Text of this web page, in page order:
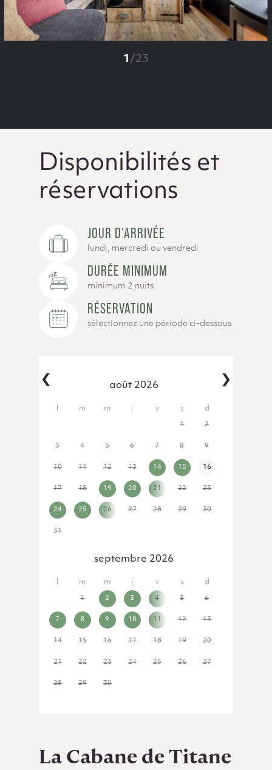
1 /23
Disponibilités et
réservations
JOUR D'ARRIVÉE
lundi, mercredi ou vendredi
DURÉE MINIMUM
minimum 2 nuits
RÉSERVATION
sélectionnez une période ci-dessous
‹ ›
août 2026
1 2
3 4 5 6 7 8 9
10 11 12 13 14 15 16
17 18 19 20 21 22 23
24 25 26 27 28 29 30
31
septembre 2026
1 2 3 4 5 6
7 8 9 10 11 12 13
14 15 16 17 18 19 20
21 22 23 24 25 26 27
28 29 30
La Cabane de Titane